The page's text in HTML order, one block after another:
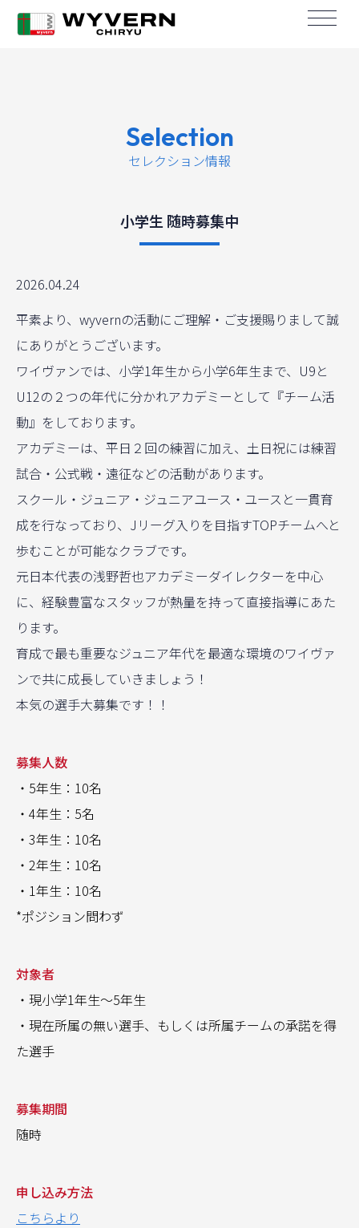
Selection
セレクション情報
小学生 随時募集中
2026.04.24
平素より、wyvernの活動にご理解・ご支援賜りまして誠
にありがとうございます。
ワイヴァンでは、小学1年生から小学6年生まで、U9と
U12の２つの年代に分かれアカデミーとして『チーム活
動』をしております。
アカデミーは、平日２回の練習に加え、土日祝には練習
試合・公式戦・遠征などの活動があります。
スクール・ジュニア・ジュニアユース・ユースと一貫育
成を行なっており、Jリーグ入りを目指すTOPチームへと
歩むことが可能なクラブです。
元日本代表の浅野哲也アカデミーダイレクターを中心
に、経験豊富なスタッフが熱量を持って直接指導にあた
ります。
育成で最も重要なジュニア年代を最適な環境のワイヴァ
ンで共に成長していきましょう！
本気の選手大募集です！！
募集人数
・5年生：10名
・4年生：5名
・3年生：10名
・2年生：10名
・1年生：10名
*ポジション問わず
対象者
・現小学1年生〜5年生
・現在所属の無い選手、もしくは所属チームの承諾を得
た選手
募集期間
随時
申し込み方法
こちらより